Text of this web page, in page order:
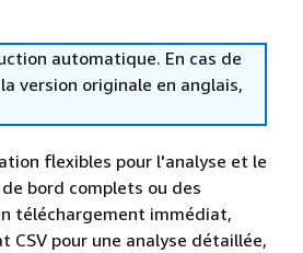
automatique. En cas de
version originale en anglais,
flexibles pour l'analyse et le
bord complets ou des
téléchargement immédiat,
pour une analyse détaillée,